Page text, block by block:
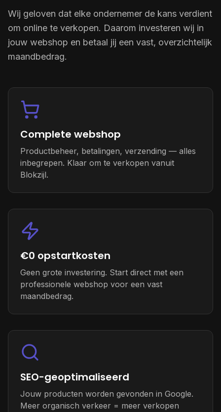
Wij geloven dat elke ondernemer de kans verdient
om online te verkopen. Daarom investeren wij in
jouw webshop en betaal jij een vast, overzichtelijk
maandbedrag.
Complete webshop
Productbeheer, betalingen, verzending — alles
inbegrepen. Klaar om te verkopen vanuit
Blokzijl.
€0 opstartkosten
Geen grote investering. Start direct met een
professionele webshop voor een vast
maandbedrag.
SEO-geoptimaliseerd
Jouw producten worden gevonden in Google.
Meer organisch verkeer = meer verkopen